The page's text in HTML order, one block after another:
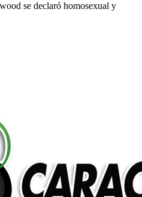
se declaró homosexual y